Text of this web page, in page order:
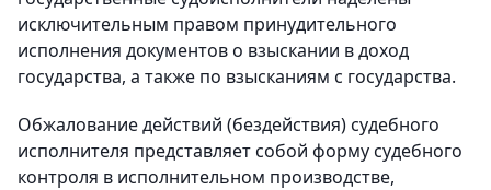
исключительным правом принудительного
исполнения документов о взыскании в доход
государства, а также по взысканиям с государства.
Обжалование действий (бездействия) судебного
исполнителя представляет собой форму судебного
контроля в исполнительном производстве,